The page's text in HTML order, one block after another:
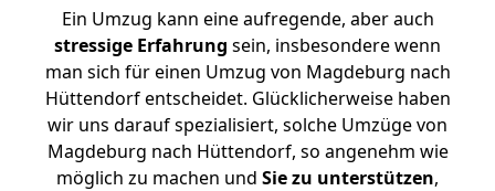
Ein Umzug kann eine aufregende, aber auch
stressige Erfahrung sein, insbesondere wenn
man sich für einen Umzug von Magdeburg nach
Hüttendorf entscheidet. Glücklicherweise haben
wir uns darauf spezialisiert, solche Umzüge von
Magdeburg nach Hüttendorf, so angenehm wie
möglich zu machen und Sie zu unterstützen,